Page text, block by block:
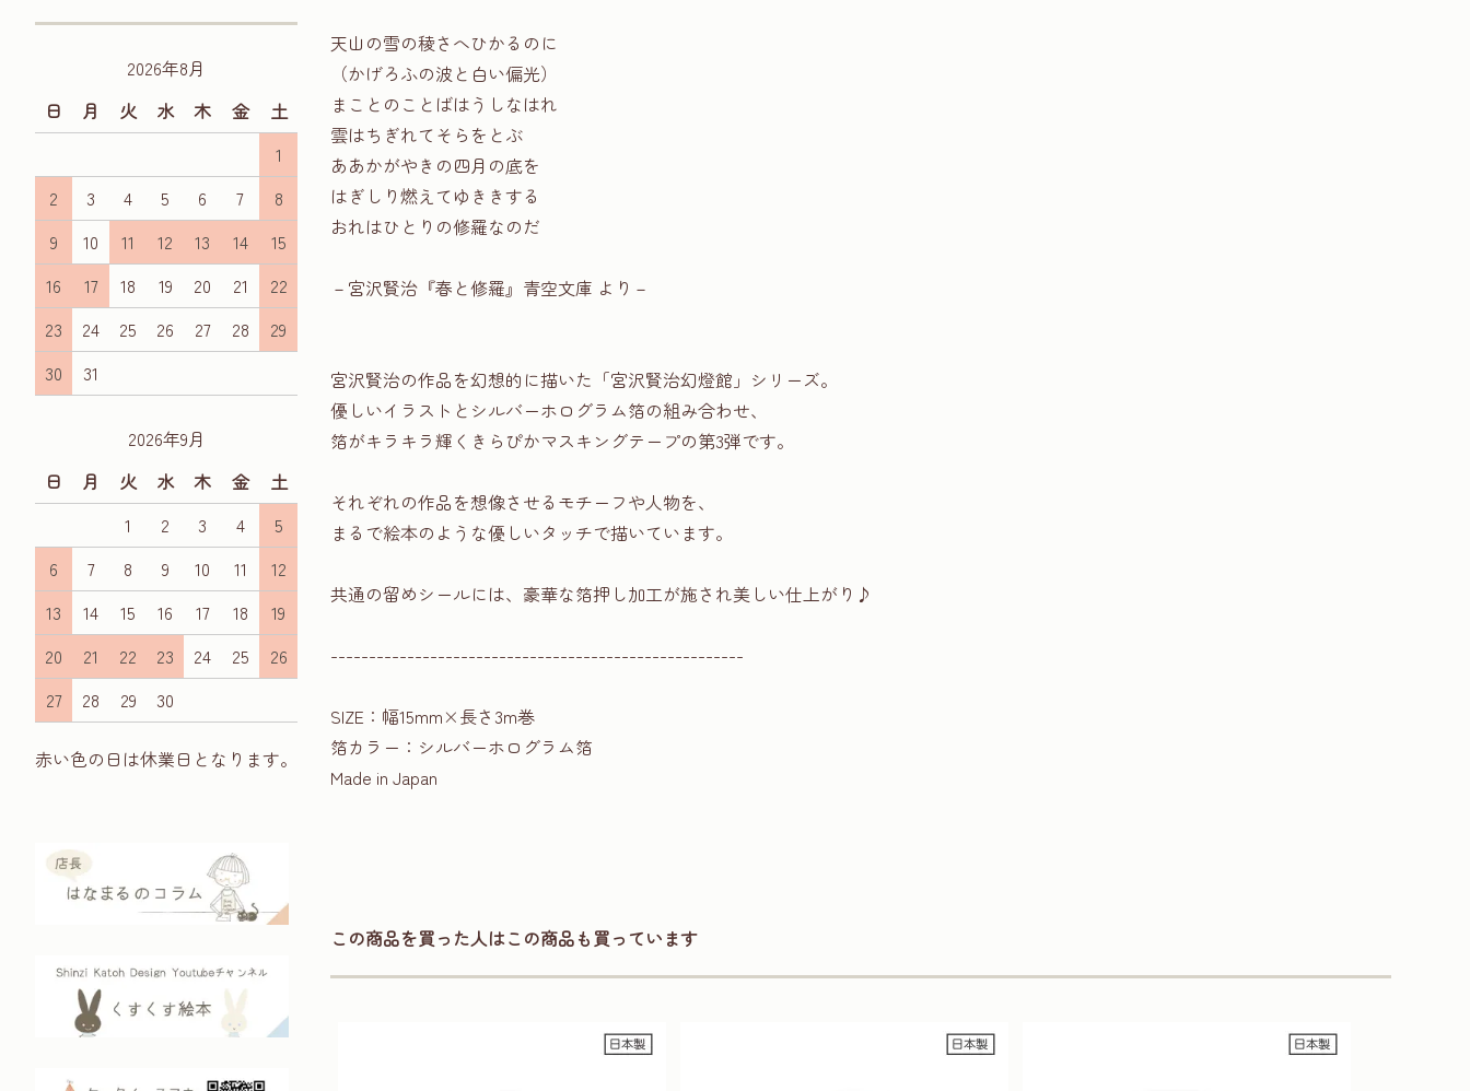
2026年8月
日
月 火 水 木 金
土
1
2
3 4 5 6 7
8
9
10 11 12 13 14
15
16
17 18 19 20 21
22
23
24 25 26 27 28
29
30
31
2026年9月
日
月 火 水 木 金
土
1
2 3 4
5
6
7 8 9 10 11
12
13
14 15 16 17 18
19
20
21 22 23 24 25
26
27
28 29 30
赤い色の日は休業日となります。
天山の雪の稜さへひかるのに
（かげろふの波と白い偏光）
まことのことばはうしなはれ
雲はちぎれてそらをとぶ
ああかがやきの四月の底を
はぎしり燃えてゆききする
おれはひとりの修羅なのだ
－宮沢賢治『春と修羅』青空文庫 より－
宮沢賢治の作品を幻想的に描いた「宮沢賢治幻燈館」シリーズ。
優しいイラストとシルバーホログラム箔の組み合わせ、
箔がキラキラ輝くきらぴかマスキングテープの第3弾です。
それぞれの作品を想像させるモチーフや人物を、
まるで絵本のような優しいタッチで描いています。
共通の留めシールには、豪華な箔押し加工が施され美しい仕上がり♪
------------------------------------------------------
SIZE：幅15mm×長さ3m巻
箔カラー：シルバーホログラム箔
Made in Japan
この商品を買った人はこの商品も買っています